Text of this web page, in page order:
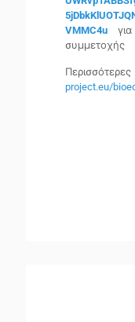
VMMC4u
συμμετοχής
project.eu/